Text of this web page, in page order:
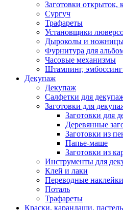
Заготовки открыток,
Сургуч
Трафареты
Установщики
Дыроколы и
Фурнитура для
Часовые механизмы
Штампинг,
Декупаж
Декупаж
Салфетки для
Заготовки для
Заготовки для
Деревянные
Заготовки из
Папье-маше
Заготовки из
Инструменты для
Клей и лаки
Переводные
Поталь
Трафареты
Краски, карандаши, пастель